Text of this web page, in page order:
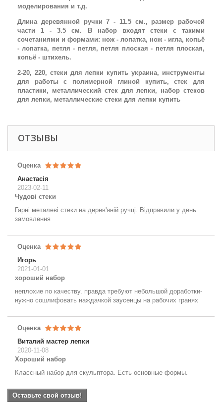
моделирования и т.д.
Длина деревянной ручки 7 - 11.5 см., размер рабочей
части 1 - 3.5 см. В набор входят стеки с такими
сочетаниями и формами: нож - лопатка, нож - игла, копьё
- лопатка, петля - петля, петля плоская - петля плоская,
копьё - штихель.
2-20, 220, стеки для лепки купить украина, инструменты
для работы с полимерной глиной купить, стек для
пластики, металлический стек для лепки, набор стеков
для лепки, металлические стеки для лепки купить
ОТЗЫВЫ
Оценка
Анастасія
2023-02-11
Чудові стеки
Гарні металеві стеки на дерев'яній ручці. Відправили у день
замовлення
Оценка
Игорь
2021-01-01
хороший набор
неплохие по качеству. правда требуют небольшой доработки-
нужно сошлифовать наждачкой заусенцы на рабочих гранях
Оценка
Виталий мастер лепки
2020-11-08
Хороший набор
Классный набор для скульптора. Есть основные формы.
Оставьте свой отзыв!